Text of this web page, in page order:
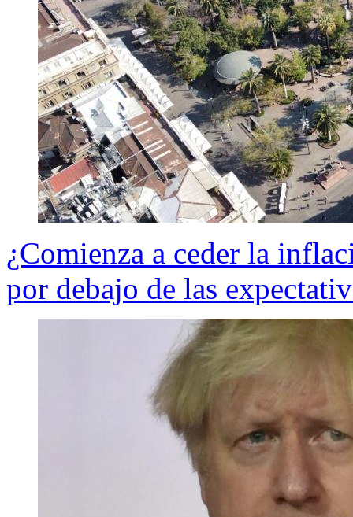
¿Comienza a ceder la
por debajo de las